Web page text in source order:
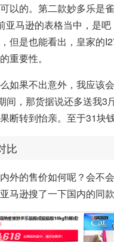
以的。第二款妙多乐是
亚马逊的表格当中，是
但是也能看出，皇家的
重要性。
如果不出意外，我应该
间，那货据说还多送我
断转到怡亲。至于31块
比
外的售价如何呢？会不
马逊搜了一下国内的同款